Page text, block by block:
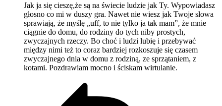
Jak ja się cieszę,że są na świecie ludzie jak Ty. Wypowiadasz
głosno co mi w duszy gra. Nawet nie wiesz jak Twoje słowa
sprawiają, że myślę „uff, to nie tylko ja tak mam”, że mnie
ciągnie do domu, do rodziny do tych niby prostych,
zwyczajnych rzeczy. Bo choć i ludzi lubię i przebywać
między nimi też to coraz bardziej rozkoszuje się czasem
zwyczajnego dnia w domu z rodziną, ze sprzątaniem, z
kotami. Pozdrawiam mocno i ściskam wirtulanie.